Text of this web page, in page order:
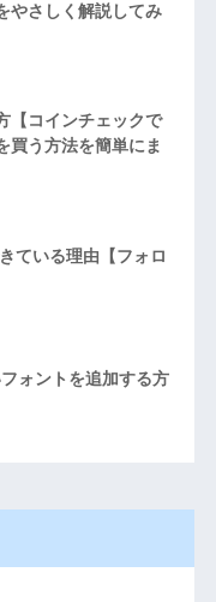
やさしく解説してみ
【コインチェックで
買う方法を簡単にま
ている理由【フォロ
ォントを追加する方